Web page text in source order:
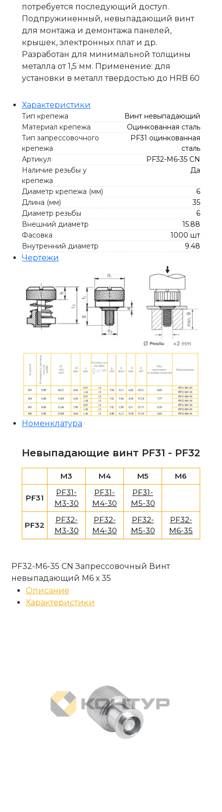
потребуется последующий доступ.
Подпружиненный, невыпадающий винт
для монтажа и демонтажа панелей,
крышек, электронных плат и др.
Разработан для минимальной толщины
металла от 1,5 мм. Применение: для
установки в металл твердостью до HRB 60
Характеристики
Тип крепежа
Винт невыпадающий
Материал крепежа
Оцинкованная сталь
Тип запрессовочного
крепежа
PF31 оцинкованная
сталь
Артикул
PF32-M6-35 CN
Наличие резьбы у
крепежа
Да
Диаметр крепежа (мм)
6
Длина (мм)
35
Диаметр резьбы
6
Внешний диаметр
15.88
Фасовка
1000 шт
Внутренний диаметр
9.48
Чертежи
Номенклатура
Невыпадающие винт PF31 - PF32
M3 M4 M5 M6
PF31
PF31-
M3-30
PF31-
M4-30
PF31-
M5-30
PF32
PF32-
M3-30
PF32-
M4-30
PF32-
M5-30
PF32-
M6-35
PF32-M6-35 CN Запрессовочный Винт
невыпадающий М6 х 35
Описание
Характеристики